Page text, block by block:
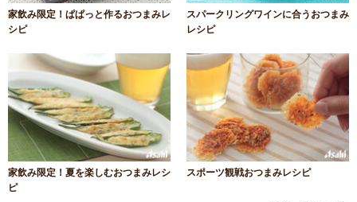
家飲み限定！ぱぱっと作るおつまみレ
シピ
スパークリングワインに合うおつまみ
レシピ
家飲み限定！夏を楽しむおつまみレシ
ピ
スポーツ観戦おつまみレシピ